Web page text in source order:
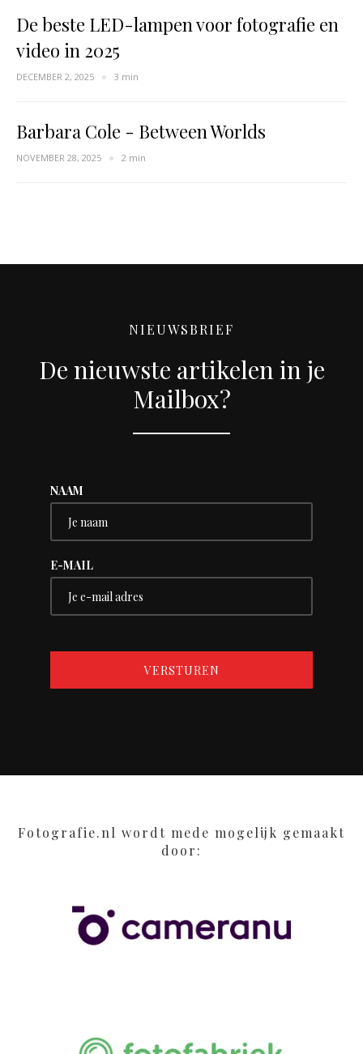
De beste LED-lampen voor fotografie en
video in 2025
DECEMBER 2, 2025 3 min
Barbara Cole - Between Worlds
NOVEMBER 28, 2025 2 min
NIEUWSBRIEF
De nieuwste artikelen in je
Mailbox?
NAAM
E-MAIL
Fotografie.nl wordt mede mogelijk gemaakt
door: